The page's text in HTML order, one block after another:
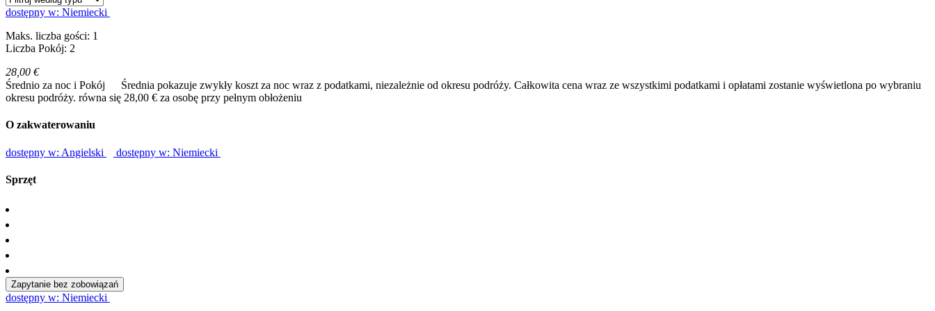
dostępny w: Niemiecki
Maks. liczba gości: 1
Liczba Pokój: 2
28,00 €
Średnio za noc i Pokój
Średnia pokazuje zwykły koszt za noc wraz z podatkami, niezależnie od okresu podróży. Całkowita cena wraz ze wszystkimi podatkami i opłatami zostanie wyświetlona po wybraniu
okresu podróży. równa się 28,00 € za osobę przy pełnym obłożeniu
O zakwaterowaniu
dostępny w: Angielski dostępny w: Niemiecki
Sprzęt
Zapytanie bez zobowiązań
dostępny w: Niemiecki